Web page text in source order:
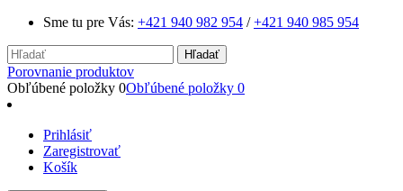
Sme tu pre Vás: +421 940 982 954 /+421 940 985 954
Hľadať
Porovnanie produktov
Obľúbené položky 0Obľúbené položky 0
Prihlásiť
Zaregistrovať
Košík